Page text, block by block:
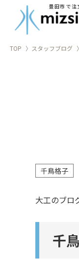
豊田市で注
TOP スタッフブログ
千鳥格子
大工のブ
千